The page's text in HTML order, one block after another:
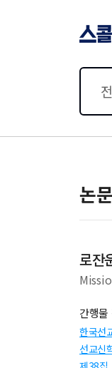
논문
로잔
간행물
한국선
선교신